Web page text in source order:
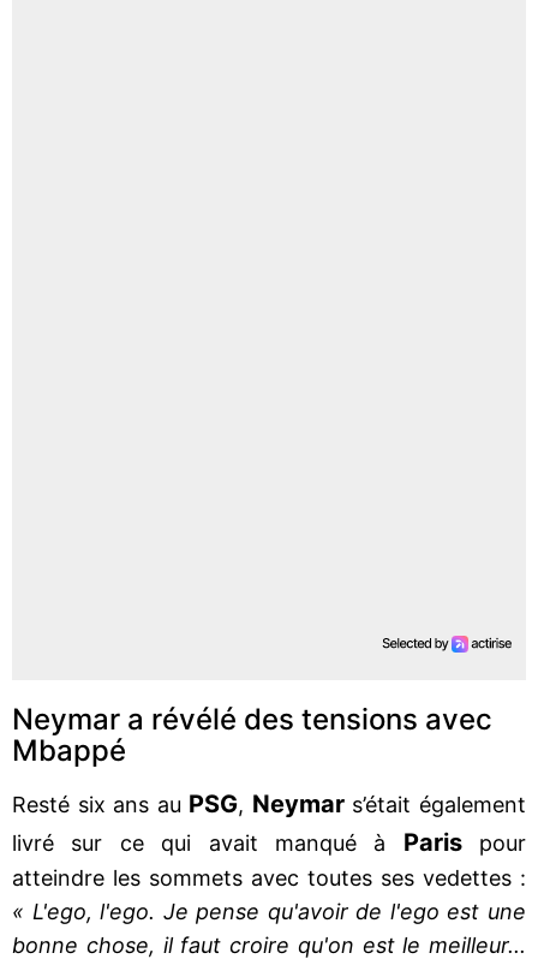
Neymar a révélé des tensions avec
Mbappé
Resté six ans au PSG, Neymar s’était également
livré sur ce qui avait manqué à Paris
pour
atteindre les sommets avec toutes ses vedettes :
« L'ego, l'ego. Je pense qu'avoir de l'ego est une
bonne chose, il faut croire qu'on est le meilleur...